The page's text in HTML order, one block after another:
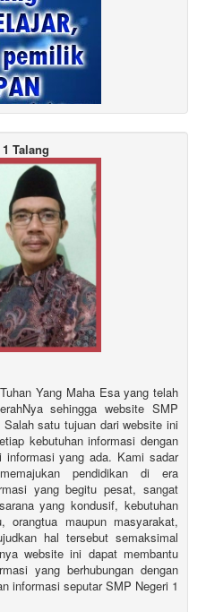
Talang
Yang Maha Esa yang telah
sehingga website SMP
satu tujuan dari website ini
kebutuhan informasi dengan
informasi yang ada. Kami sadar
pendidikan di era
yang begitu pesat, sangat
yang kondusif, kebutuhan
orangtua maupun masyarakat,
hal tersebut semaksimal
website ini dapat membantu
yang berhubungan dengan
informasi seputar SMP Negeri 1